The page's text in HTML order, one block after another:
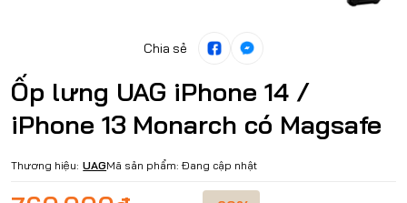
Chia sẻ
Ốp lưng UAG iPhone 14 /
iPhone 13 Monarch có Magsafe
Thương hiệu: UAGMã sản phẩm: Đang cập nhật